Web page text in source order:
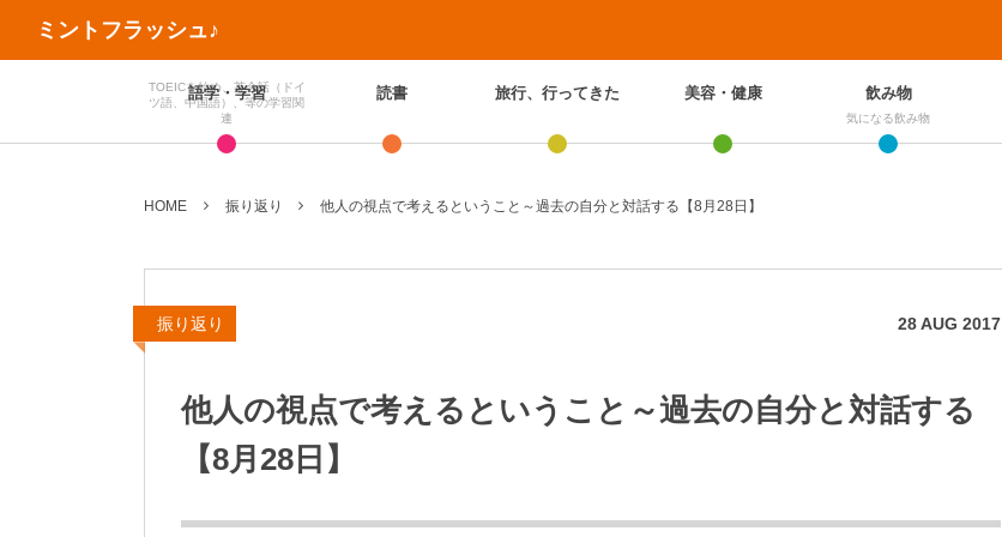
ミントフラッシュ♪
語学・学習
TOEICを始め、英会話（ドイ
ツ語、中国語）、等の学習関
連
読書 旅行、行ってきた 美容・健康 飲み物
気になる飲み物
HOME 振り返り 他人の視点で考えるということ～過去の自分と対話する【8月28日】
振り返り 28AUG 2017
他人の視点で考えるということ～過去の自分と対話する
【8月28日】